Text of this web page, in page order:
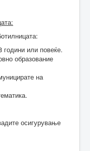
години или повеќе.
образование
на
осигурување